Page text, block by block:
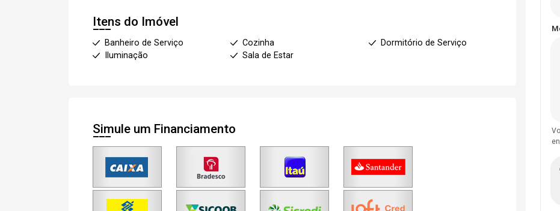
Itens do Imóvel
Banheiro de Serviço Cozinha
Dormitório de Serviço
Iluminação
Sala de Estar
Simule um Financiamento